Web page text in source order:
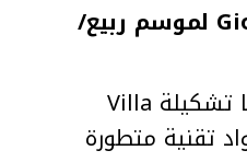
رؤية Giorgio Armani لموسم ربيع/
تشمل المجموعة أيضًا تشكيلة Villa
تقنية متطورة